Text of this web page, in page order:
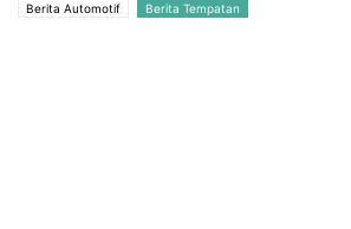
Berita Automotif Berita Tempatan